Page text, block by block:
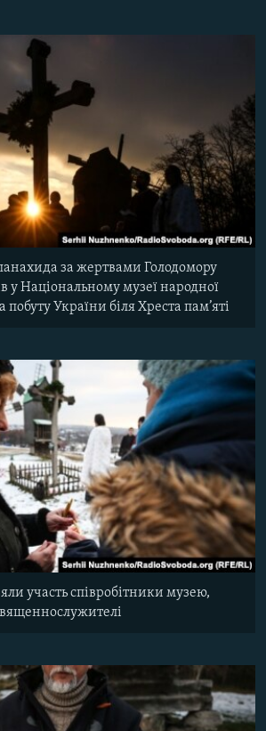
КРИМУ
за жертвами Голодомору
у Національному музеї народної
побуту України біля Хреста пам’яті
участь співробітники музею,